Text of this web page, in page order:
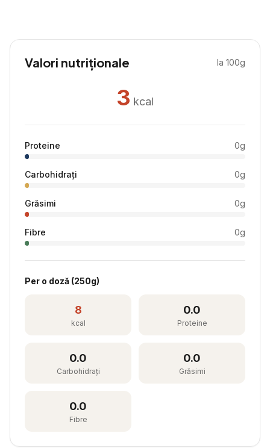
Valori nutriționale la 100g
3 kcal
Proteine 0g
Carbohidrați 0g
Grăsimi 0g
Fibre 0g
Per o doză (250g)
8
kcal
0.0
Proteine
0.0
Carbohidrați
0.0
Grăsimi
0.0
Fibre